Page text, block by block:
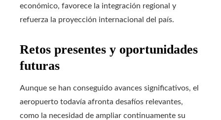
económico, favorece la integración regional y
refuerza la proyección internacional del país.
Retos presentes y oportunidades
futuras
Aunque se han conseguido avances significativos, el
aeropuerto todavía afronta desafíos relevantes,
como la necesidad de ampliar continuamente su